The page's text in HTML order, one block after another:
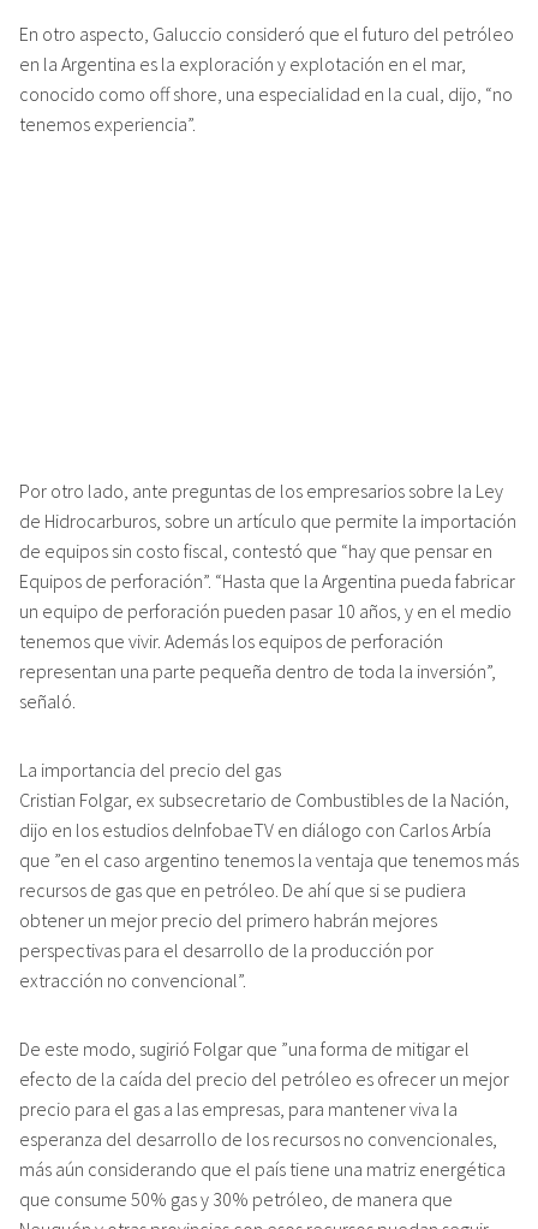
importación de equipos sin costo fiscal, contestó que “hay que
pensar en Equipos de perforación”. “Hasta que la Argentina
pueda fabricar un equipo de perforación pueden pasar 10
años, y en el medio tenemos que vivir. Además los equipos de
De este modo, sugirió Folgar que ”una forma de mitigar el
efecto de la caída del precio del petróleo es ofrecer un mejor
precio para el gas a las empresas, para mantener viva la
esperanza del desarrollo de los recursos no convencionales,
más aún considerando que el país tiene una matriz energética
que consume 50% gas y 30% petróleo, de manera que
Neuquén y otras provincias con esos recursos puedan seguir
Desde el punto de vista de la balanza energética, Cristian
Folgar consideró que un punto relevante a tener en cuenta es
ver si la baja del precio del crudo se concentra allí o se
extiende a todas las materias primas, como la soja, el maíz y de
todo el complejo agroindustrial, la Argentina va a tener más
pérdida de divisas por el lado de las exportaciones que
beneficios por el ahorro con las importaciones energéticas.
Facebook Twitter Email
En:
DE INTERÉS6753